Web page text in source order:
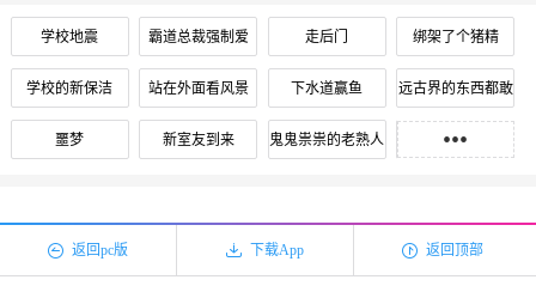
学校地震 霸道总裁强制爱 走后门 绑架了个猪精
学校的新保洁 站在外面看风景 下水道赢鱼 远古界的东西都敢
噩梦 新室友到来 鬼鬼祟祟的老熟人 火蛭
僵尸麻辣烫 这个僵尸很一般 闪闪发光僵尸牙 僵尸的吻
•••
返回pc版 下载App 返回顶部